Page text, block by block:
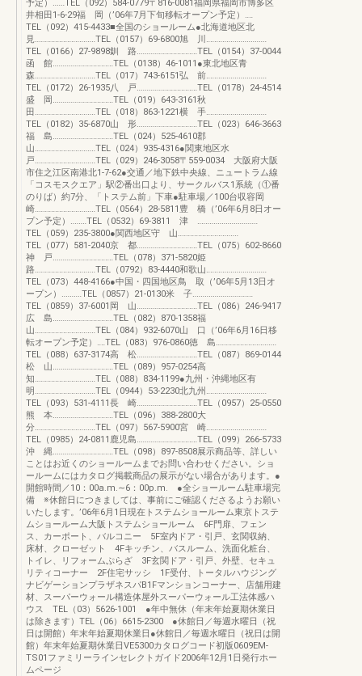
予定）‥‥‥TEL（092）584-0779〒816-0081福岡県福岡市博多区
井相田1-6-29福 岡（’06年7月下旬移転オープン予定）‥‥
TEL（092）415-4433■全国のショールーム●北海道地区北
見‥‥‥‥‥‥‥‥‥‥‥‥‥‥‥TEL（0157）69-6800旭 川‥‥‥‥‥‥‥‥‥‥‥‥‥‥‥
TEL（0166）27-9898釧 路‥‥‥‥‥‥‥‥‥‥‥‥‥‥‥TEL（0154）37-0044
函 館‥‥‥‥‥‥‥‥‥‥‥‥‥‥‥TEL（0138）46-1011●東北地区青
森‥‥‥‥‥‥‥‥‥‥‥‥‥‥‥TEL（017）743-6151弘 前‥‥‥‥‥‥‥‥‥‥‥‥‥‥‥
TEL（0172）26-1935八 戸‥‥‥‥‥‥‥‥‥‥‥‥‥‥‥TEL（0178）24-4514
盛 岡‥‥‥‥‥‥‥‥‥‥‥‥‥‥‥TEL（019）643-3161秋
田‥‥‥‥‥‥‥‥‥‥‥‥‥‥‥TEL（018）863-1221横 手‥‥‥‥‥‥‥‥‥‥‥‥‥‥‥
TEL（0182）35-6870山 形‥‥‥‥‥‥‥‥‥‥‥‥‥‥‥TEL（023）646-3663
福 島‥‥‥‥‥‥‥‥‥‥‥‥‥‥‥TEL（024）525-4610郡
山‥‥‥‥‥‥‥‥‥‥‥‥‥‥‥TEL（024）935-4316●関東地区水
戸‥‥‥‥‥‥‥‥‥‥‥‥‥‥‥TEL（029）246-3058〒559-0034 大阪府大阪
市住之江区南港北1-7-62●交通／地下鉄中央線、ニュートラム線
「コスモスクエア」駅②番出口より、サークルバス1系統（①番
のりば）約7分、「トステム前」下車●駐車場／100台収容岡
崎‥‥‥‥‥‥‥‥‥‥‥‥‥‥‥TEL（0564）28-5811豊 橋（’06年6月8日オー
プン予定）‥‥‥‥TEL（0532）69-3811 津 ‥‥‥‥‥‥‥‥‥‥‥‥‥‥‥
TEL（059）235-3800●関西地区守 山‥‥‥‥‥‥‥‥‥‥‥‥‥‥‥
TEL（077）581-2040京 都‥‥‥‥‥‥‥‥‥‥‥‥‥‥‥TEL（075）602-8660
神 戸‥‥‥‥‥‥‥‥‥‥‥‥‥‥‥TEL（078）371-5820姫
路‥‥‥‥‥‥‥‥‥‥‥‥‥‥‥TEL（0792）83-4440和歌山‥‥‥‥‥‥‥‥‥‥‥‥‥‥‥
TEL（073）448-4166●中国・四国地区鳥 取（’06年5月13日オ
ープン）‥‥‥‥‥TEL（0857）21-0130米 子‥‥‥‥‥‥‥‥‥‥‥‥‥‥‥
TEL（0859）37-6001岡 山‥‥‥‥‥‥‥‥‥‥‥‥‥‥‥TEL（086）246-9417
広 島‥‥‥‥‥‥‥‥‥‥‥‥‥‥‥TEL（082）870-1358福
山‥‥‥‥‥‥‥‥‥‥‥‥‥‥‥TEL（084）932-6070山 口（’06年6月16日移
転オープン予定）‥‥TEL（083）976-0860徳 島‥‥‥‥‥‥‥‥‥‥‥‥‥‥‥
TEL（088）637-3174高 松‥‥‥‥‥‥‥‥‥‥‥‥‥‥‥TEL（087）869-0144
松 山‥‥‥‥‥‥‥‥‥‥‥‥‥‥‥TEL（089）957-0254高
知‥‥‥‥‥‥‥‥‥‥‥‥‥‥‥TEL（088）834-1199●九州・沖縄地区有
明‥‥‥‥‥‥‥‥‥‥‥‥‥‥‥TEL（0944）53-2230北九州‥‥‥‥‥‥‥‥‥‥‥‥‥‥‥
TEL（093）531-4111長 崎‥‥‥‥‥‥‥‥‥‥‥‥‥‥‥TEL（0957）25-0550
熊 本‥‥‥‥‥‥‥‥‥‥‥‥‥‥‥TEL（096）388-2800大
分‥‥‥‥‥‥‥‥‥‥‥‥‥‥‥TEL（097）567-5900宮 崎‥‥‥‥‥‥‥‥‥‥‥‥‥‥‥
TEL（0985）24-0811鹿児島‥‥‥‥‥‥‥‥‥‥‥‥‥‥‥TEL（099）266-5733
沖 縄‥‥‥‥‥‥‥‥‥‥‥‥‥‥‥TEL（098）897-8508展示商品等、詳しい
ことはお近くのショールームまでお問い合わせください。ショ
ールームにはカタログ掲載商品の展示がない場合があります。●
開館時間／10：00a.m.∼6：00p.m. ●全ショールーム駐車場完
備 ※休館日につきましては、事前にご確認くださるようお願い
いたします。’06年6月1日現在トステムショールーム東京トステ
ムショールーム大阪トステムショールーム 6F門扉、フェン
ス、カーポート、バルコニー 5F室内ドア・引戸、玄関収納、
床材、クローゼット 4Fキッチン、バスルーム、洗面化粧台、
トイレ、リフォームぷらざ 3F玄関ドア・引戸、外壁、セキュ
リティコーナー 2F住宅サッシ 1F受付、トータルハウジング
ナビゲーションプラザネスパB1Fマンションコーナー、店舗用建
材、スーパーウォール構造体屋外スーパーウォール工法体感ハ
ウス TEL（03）5626-1001 ●年中無休（年末年始夏期休業日
は除きます）TEL（06）6615-2300 ●休館日／毎週水曜日（祝
日は開館）年末年始夏期休業日●休館日／毎週水曜日（祝日は開
館）年末年始夏期休業日VE5300カタログコード初版0609EM-
TS01ファミリーラインセレクトガイド2006年12月1日発行ホー
ムページ